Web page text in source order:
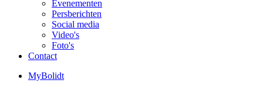
Evenementen
Persberichten
Social media
Video's
Foto's
Contact
MyBolidt